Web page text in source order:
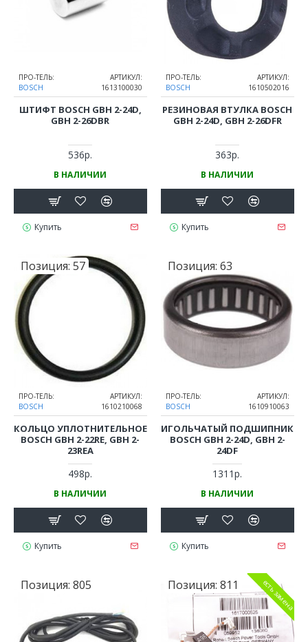
ПРО-ТЕЛЬ:
BOSCH
АРТИКУЛ:
1613100030
ШТИФТ BOSCH GBH 2-24D,
GBH 2-26DBR
536р.
В НАЛИЧИИ
Купить
ПРО-ТЕЛЬ:
BOSCH
АРТИКУЛ:
1610502016
РЕЗИНОВАЯ ВТУЛКА BOSCH
GBH 2-24D, GBH 2-26DFR
363р.
В НАЛИЧИИ
Купить
Позиция: 57
ПРО-ТЕЛЬ:
BOSCH
АРТИКУЛ:
1610210068
КОЛЬЦО УПЛОТНИТЕЛЬНОЕ
BOSCH GBH 2-22RE, GBH 2-
23REA
498р.
В НАЛИЧИИ
Купить
Позиция: 63
ПРО-ТЕЛЬ:
BOSCH
АРТИКУЛ:
1610910063
ИГОЛЬЧАТЫЙ ПОДШИПНИК
BOSCH GBH 2-24D, GBH 2-
24DF
1311р.
В НАЛИЧИИ
Купить
Позиция: 805 Позиция: 811 есть замена